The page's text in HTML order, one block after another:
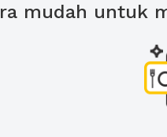
mudah untuk